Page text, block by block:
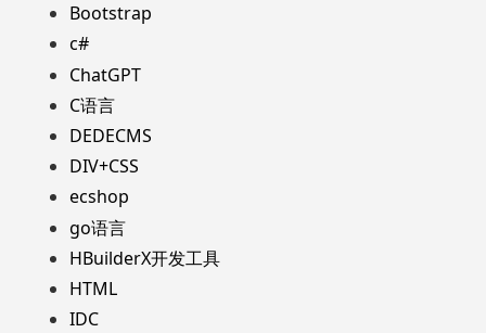
Bootstrap
c#
ChatGPT
C语言
DEDECMS
DIV+CSS
ecshop
go语言
HBuilderX开发工具
HTML
IDC